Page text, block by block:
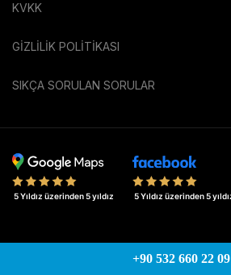
KVKK
GIZLILIK POLITIKASI
SIKÇA SORULAN SORULAR
MÜŞTERİ HİZMETLERİ+90 532 660 22 09